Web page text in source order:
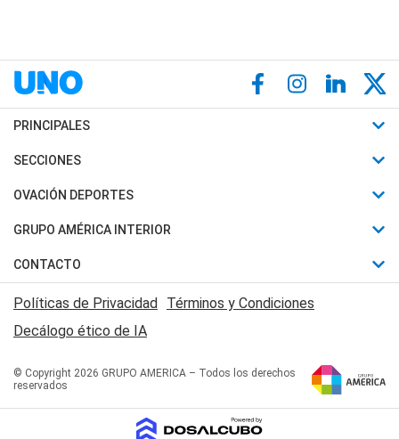
PRINCIPALES
Últimas Noticias
Política
Judiciales
Economia
SECCIONES
Horóscopo
Motores
Trucos caseros
Series y Películas
Edictos y Solicitadas
OVACIÓN DEPORTES
Fútbol
Mundial
Automovilismo
Rugby
Básquet
GRUPO AMÉRICA INTERIOR
Canal 7 en Vivo
San Juan 8
CONTACTO
Acerca de Nosotros
Contactanos
Políticas de Privacidad Términos y Condiciones
Decálogo ético de IA
© Copyright 2026 GRUPO AMERICA – Todos los derechos
reservados